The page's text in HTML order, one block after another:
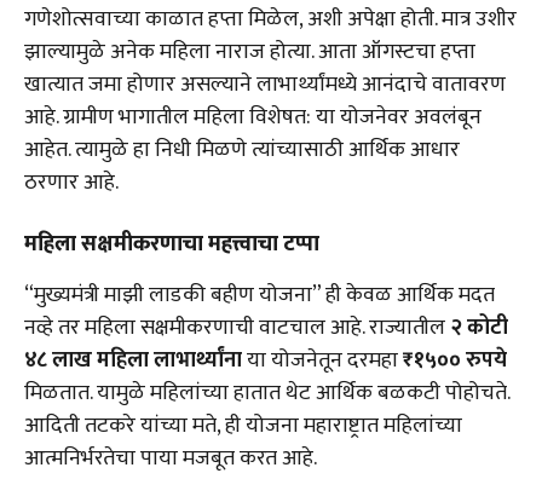
गणेशोत्सवाच्या काळात हप्ता मिळेल, अशी अपेक्षा होती. मात्र उशीर
झाल्यामुळे अनेक महिला नाराज होत्या. आता ऑगस्टचा हप्ता
खात्यात जमा होणार असल्याने लाभार्थ्यांमध्ये आनंदाचे वातावरण
आहे. ग्रामीण भागातील महिला विशेषत: या योजनेवर अवलंबून
आहेत. त्यामुळे हा निधी मिळणे त्यांच्यासाठी आर्थिक आधार
ठरणार आहे.
महिला सक्षमीकरणाचा महत्त्वाचा टप्पा
“मुख्यमंत्री माझी लाडकी बहीण योजना” ही केवळ आर्थिक मदत
नव्हे तर महिला सक्षमीकरणाची वाटचाल आहे. राज्यातील२ कोटी
४८ लाख महिला लाभार्थ्यांनाया योजनेतून दरमहा₹१५०० रुपये
मिळतात. यामुळे महिलांच्या हातात थेट आर्थिक बळकटी पोहोचते.
आदिती तटकरे यांच्या मते, ही योजना महाराष्ट्रात महिलांच्या
आत्मनिर्भरतेचा पाया मजबूत करत आहे.